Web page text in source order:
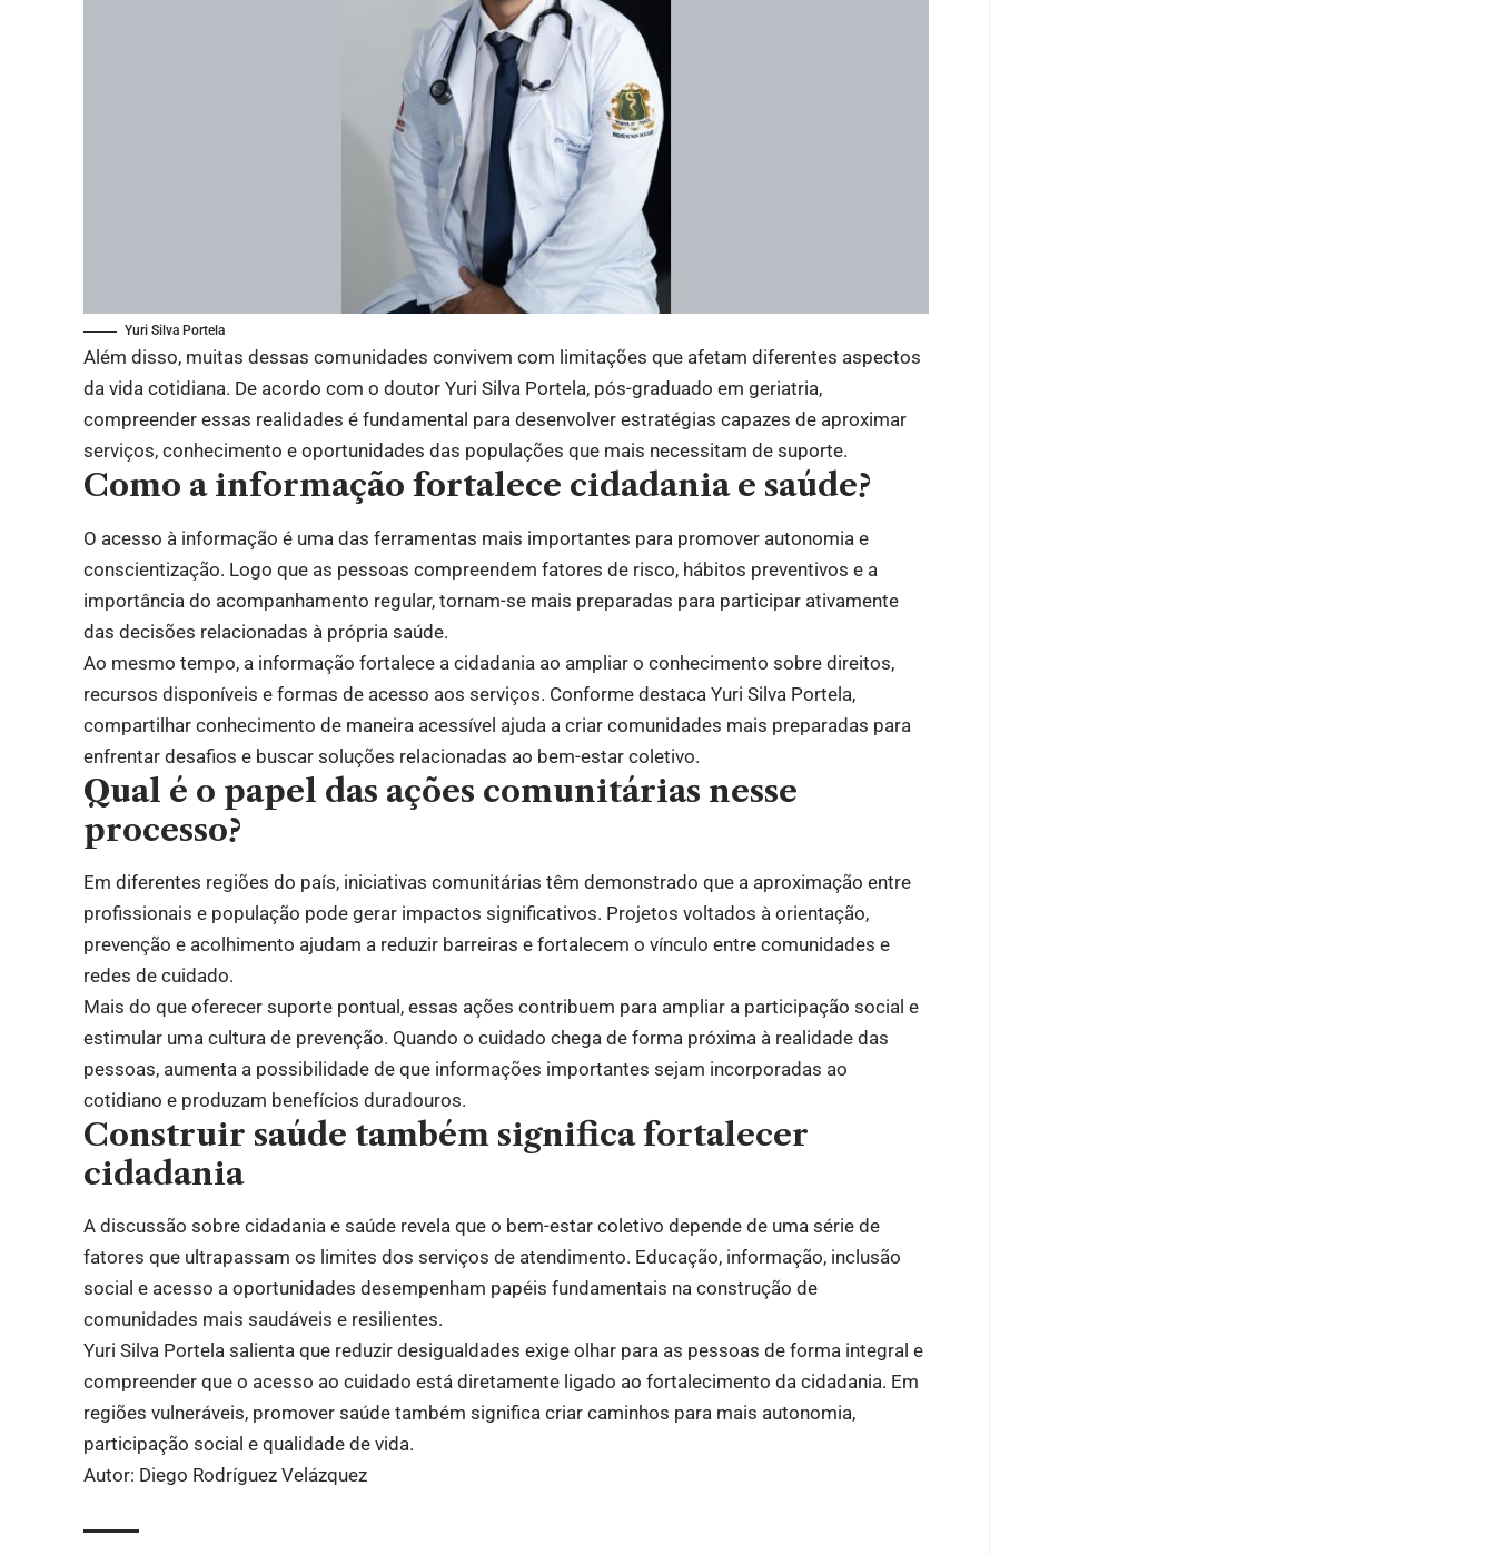
Yuri Silva Portela
Além disso, muitas dessas comunidades convivem com limitações que afetam diferentes aspectos
da vida cotidiana. De acordo com o doutor Yuri Silva Portela, pós-graduado em geriatria,
compreender essas realidades é fundamental para desenvolver estratégias capazes de aproximar
serviços, conhecimento e oportunidades das populações que mais necessitam de suporte.
Como a informação fortalece cidadania e saúde?
O acesso à informação é uma das ferramentas mais importantes para promover autonomia e
conscientização. Logo que as pessoas compreendem fatores de risco, hábitos preventivos e a
importância do acompanhamento regular, tornam-se mais preparadas para participar ativamente
das decisões relacionadas à própria saúde.
Ao mesmo tempo, a informação fortalece a cidadania ao ampliar o conhecimento sobre direitos,
recursos disponíveis e formas de acesso aos serviços. Conforme destaca Yuri Silva Portela,
compartilhar conhecimento de maneira acessível ajuda a criar comunidades mais preparadas para
enfrentar desafios e buscar soluções relacionadas ao bem-estar coletivo.
Qual é o papel das ações comunitárias nesse
processo?
Em diferentes regiões do país, iniciativas comunitárias têm demonstrado que a aproximação entre
profissionais e população pode gerar impactos significativos. Projetos voltados à orientação,
prevenção e acolhimento ajudam a reduzir barreiras e fortalecem o vínculo entre comunidades e
redes de cuidado.
Mais do que oferecer suporte pontual, essas ações contribuem para ampliar a participação social e
estimular uma cultura de prevenção. Quando o cuidado chega de forma próxima à realidade das
pessoas, aumenta a possibilidade de que informações importantes sejam incorporadas ao
cotidiano e produzam benefícios duradouros.
Construir saúde também significa fortalecer
cidadania
A discussão sobre cidadania e saúde revela que o bem-estar coletivo depende de uma série de
fatores que ultrapassam os limites dos serviços de atendimento. Educação, informação, inclusão
social e acesso a oportunidades desempenham papéis fundamentais na construção de
comunidades mais saudáveis e resilientes.
Yuri Silva Portela salienta que reduzir desigualdades exige olhar para as pessoas de forma integral e
compreender que o acesso ao cuidado está diretamente ligado ao fortalecimento da cidadania. Em
regiões vulneráveis, promover saúde também significa criar caminhos para mais autonomia,
participação social e qualidade de vida.
Autor: Diego Rodríguez Velázquez